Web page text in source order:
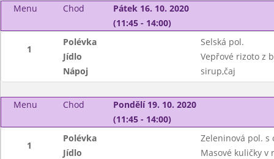
Menu
Chod
Pátek 16. 10. 2020
(11:45 - 14:00)
1
Polévka
Selská pol.
Jídlo
Vepřové rizoto z
Nápoj
sirup,čaj
Menu Chod
Pondělí 19. 10. 2020
(11:45 - 14:00)
1
Polévka
Zeleninová pol. s
Jídlo
Masové kuličky v